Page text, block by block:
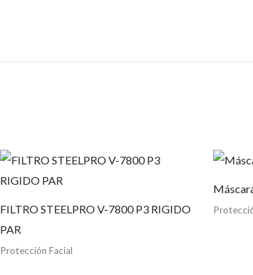
FILTRO STEELPRO V-7800 P3 RIGIDO
PAR
Protección Facial